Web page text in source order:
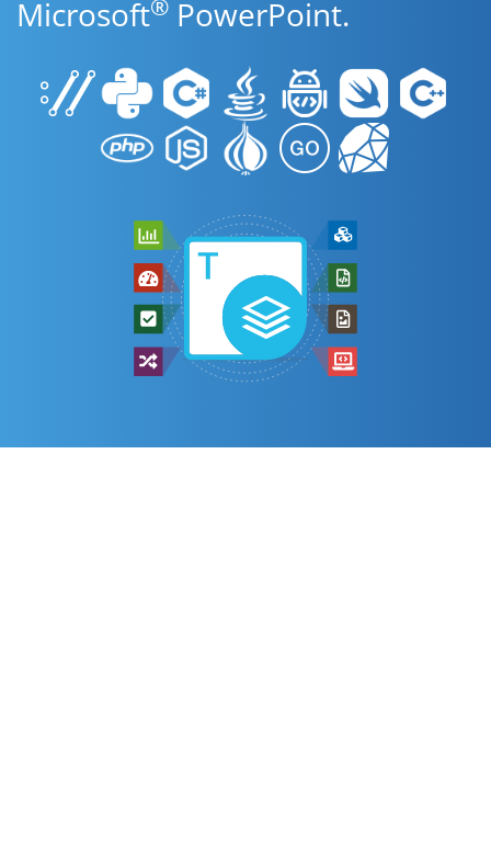
Microsoft
PowerPoint.